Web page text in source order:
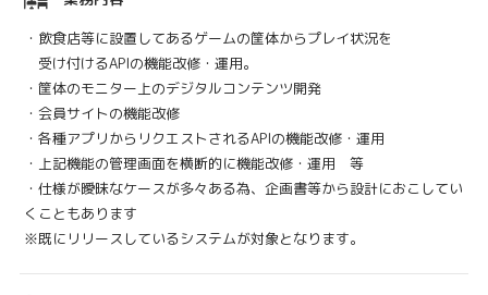
・飲食店等に設置してあるゲームの筐体からプレイ状況を
受け付けるAPIの機能改修・運用。
・筐体のモニター上のデジタルコンテンツ開発
・会員サイトの機能改修
・各種アプリからリクエストされるAPIの機能改修・運用
・上記機能の管理画面を横断的に機能改修・運用 等
・仕様が曖昧なケースが多々ある為、企画書等から設計におこしてい
くこともあります
※既にリリースしているシステムが対象となります。